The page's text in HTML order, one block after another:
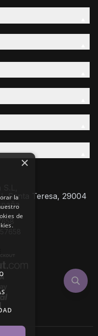
Santa Teresa, 29004
×
la
de